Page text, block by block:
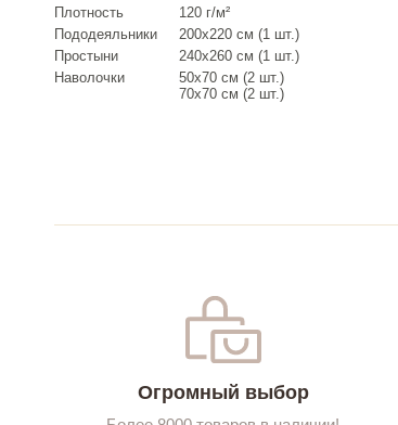
Плотность
120 г/м²
Пододеяльники
200х220 см (1 шт.)
Простыни
240х260 см (1 шт.)
Наволочки
50х70 см (2 шт.)
70х70 см (2 шт.)
Огромный выбор